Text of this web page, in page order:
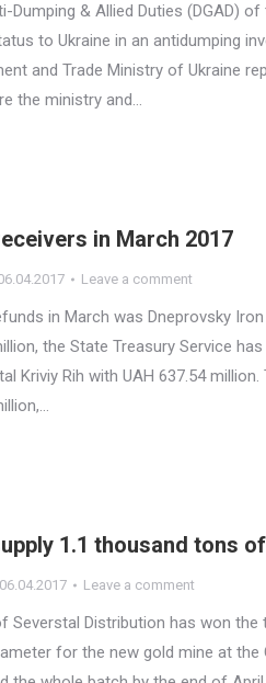
Dumping & Allied Duties (DGAD)
to Ukraine in an antidumping
and Trade Ministry of Ukraine
the ministry and…
in March 2017
Leave a comment
in March was Dneprovsky
the State Treasury Service
Kriviy Rih with UAH 637.54
1.1 thousand tons
06.04.2017 Leave a comment
Severstal Distribution has won
for the new gold mine at